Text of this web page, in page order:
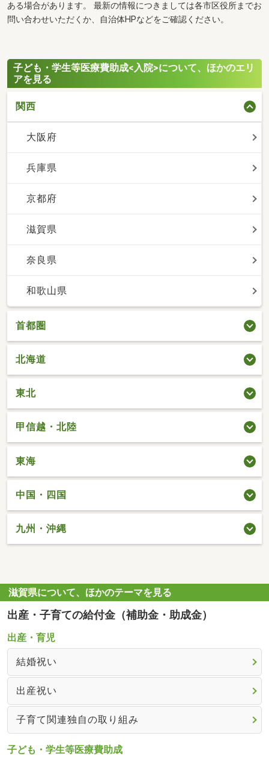
ある場合があります。 最新の情報につきましては各市区役所までお
問い合わせいただくか、自治体HPなどをご確認ください。
子ども・学生等医療費助成<入院>について、ほかのエリ
アを見る
関西
大阪府
兵庫県
京都府
滋賀県
奈良県
和歌山県
首都圏
北海道
東北
甲信越・北陸
東海
中国・四国
九州・沖縄
滋賀県について、ほかのテーマを見る
出産・子育ての給付金（補助金・助成金）
出産・育児
結婚祝い
出産祝い
子育て関連独自の取り組み
子ども・学生等医療費助成